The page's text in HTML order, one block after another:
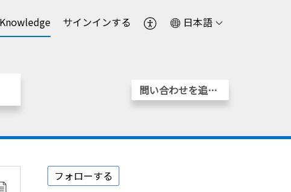
サインインする 日本語
問い合わせを追加する
フォローする